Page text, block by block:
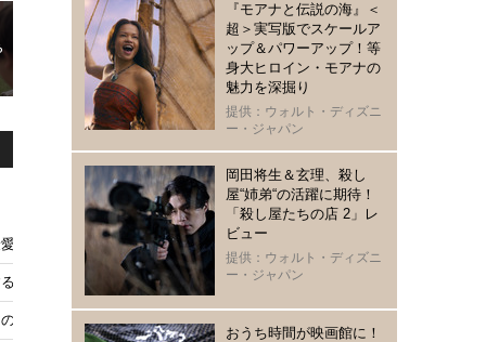
の社員」ほかU-NEXT8月の注目作品
ャーナリストが贈る『さよなら、私のロシア』公開決定
国教育の全貌を暴く『プーチンの愛国教室』日本版予告
『モアナと伝説の海』＜
超＞実写版でスケールア
ップ＆パワーアップ！等
身大ヒロイン・モアナの
魅力を深掘り
提供：ウォルト・ディズニ
ー・ジャパン
岡田将生＆玄理、殺し
屋“姉弟“の活躍に期待！
「殺し屋たちの店 2」レ
ビュー
提供：ウォルト・ディズニ
ー・ジャパン
おうち時間が映画館に！